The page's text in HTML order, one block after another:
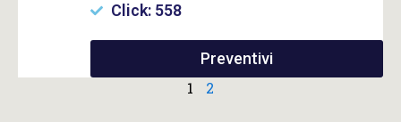
Click: 558
Preventivi
1
2